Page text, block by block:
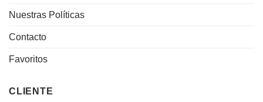
Nuestras Políticas
Contacto
Favoritos
CLIENTE